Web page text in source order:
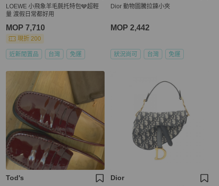
LOEWE 小飛象羊毛氈托特包🩶超輕
量 渡假日常都好用
MOP 7,710
現折 200
近新閒置品 台灣 免運
Dior 動物圖騰拉鍊小夾
MOP 2,442
狀況尚可 台灣 免運
Tod's Dior